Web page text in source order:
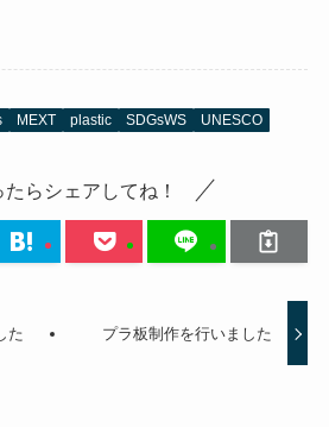
MEXT plastic SDGsWS UNESCO
たらシェアしてね！
た プラ板制作を行いました